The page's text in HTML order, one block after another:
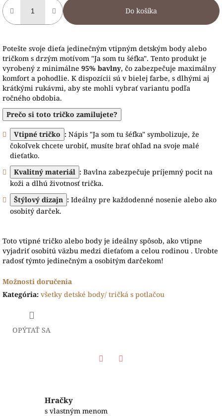
Do košíka
Potešte svoje dieťa jedinečným vtipným detským body alebo
tričkom s drzým motívom "Ja som tu šéfka". Tento produkt je
vyrobený z minimálne 95% bavlny, čo zabezpečuje maximálny
komfort a pohodlie. K dispozícii sú v bielej farbe, s dlhými aj
krátkými rukávmi, aby ste mohli vybrať variantu podľa
ročného obdobia.
Prečo si toto tričko zamilujete?
Vtipné tričko : Nápis "Ja som tu šéfka" symbolizuje, že
čokoľvek chcete urobiť, musíte brať ohľad na svoje malé
dieťatko.
Kvalitný materiál : Bavlna zabezpečuje príjemný pocit na
koži a dlhú životnosť trička.
Štýlový dizajn : Ideálny pre každodenné nosenie alebo ako
osobitý darček.
Toto vtipné tričko alebo body je ideálny spôsob, ako vtipne
vyjadriť osobitú väzbu medzi dieťaťom a celou rodinou . Urobte
radosť týmto jedinečným a osobitým darčekom!
Možnosti doručenia
Kategória: všetky detské body/ tričká s potlačou
OPÝTAŤ SA
Hračky
s vlastným menom